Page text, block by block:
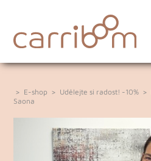
> E-shop > Udělejte si radost! -10% >
Saona